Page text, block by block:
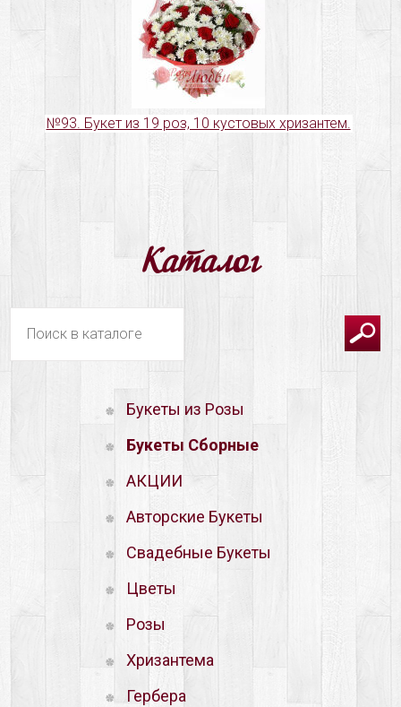
№93. Букет из 19 роз, 10 кустовых хризантем.
Каталог
Букеты из Розы
Букеты Сборные
АКЦИИ
Авторские Букеты
Свадебные Букеты
Цветы
Розы
Хризантема
Гербера